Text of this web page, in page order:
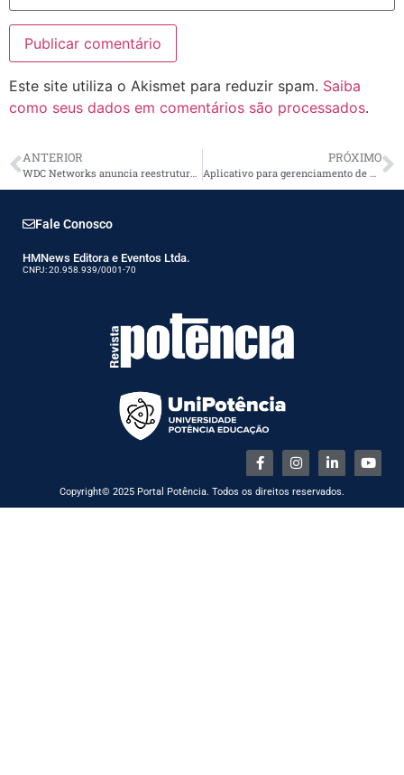
Este site utiliza o Akismet para reduzir spam. Saiba
como seus dados em comentários são processados.
ANTERIOR
WDC Networks anuncia reestruturação de sua marca e posicionamento
PRÓXIMO
Aplicativo para gerenciamento de nobreaks
Fale Conosco
HMNews Editora e Eventos Ltda.
CNPJ: 20.958.939/0001-70
Copyright© 2025 Portal Potência. Todos os direitos reservados.